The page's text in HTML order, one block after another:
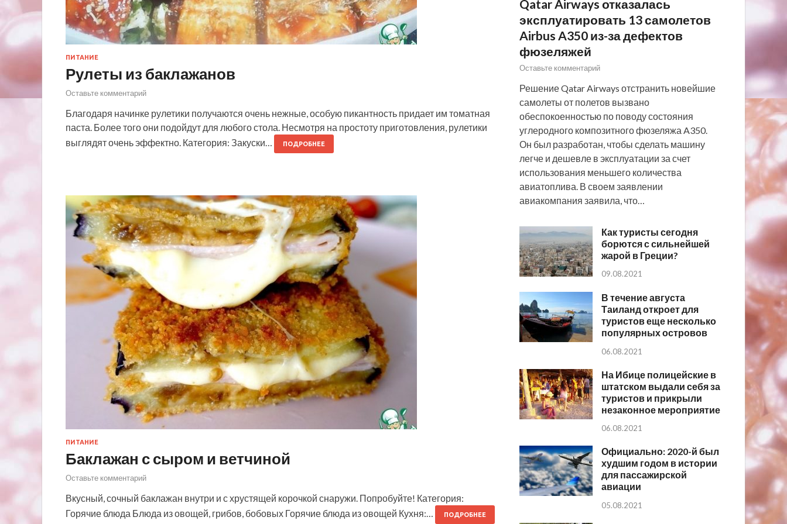
ПИТАНИЕ
Рулеты из баклажанов
Оставьте комментарий
Благодаря начинке рулетики получаются очень нежные, особую пикантность придает им томатная
паста. Более того они подойдут для любого стола. Несмотря на простоту приготовления, рулетики
выглядят очень эффектно. Категория: Закуски…
ПОДРОБНЕЕ
ПИТАНИЕ
Баклажан с сыром и ветчиной
Оставьте комментарий
Вкусный, сочный баклажан внутри и с хрустящей корочкой снаружи. Попробуйте! Категория:
Горячие блюда Блюда из овощей, грибов, бобовых Горячие блюда из овощей Кухня:…
ПОДРОБНЕЕ
Qatar Airways отказалась
эксплуатировать 13 самолетов
Airbus A350 из-за дефектов
фюзеляжей
Оставьте комментарий
Решение Qatar Airways отстранить новейшие
самолеты от полетов вызвано
обеспокоенностью по поводу состояния
углеродного композитного фюзеляжа A350.
Он был разработан, чтобы сделать машину
легче и дешевле в эксплуатации за счет
использования меньшего количества
авиатоплива. В своем заявлении
авиакомпания заявила, что…
Как туристы сегодня
борются с сильнейшей
жарой в Греции?
09.08.2021
В течение августа
Таиланд откроет для
туристов еще несколько
популярных островов
06.08.2021
На Ибице полицейские в
штатском выдали себя за
туристов и прикрыли
незаконное мероприятие
06.08.2021
Официально: 2020-й был
худшим годом в истории
для пассажирской
авиации
05.08.2021